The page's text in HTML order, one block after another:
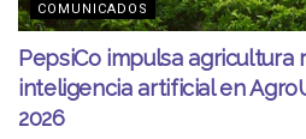
COMUNICADOS
PepsiCo impulsa agricultura
inteligencia artificial en
2026